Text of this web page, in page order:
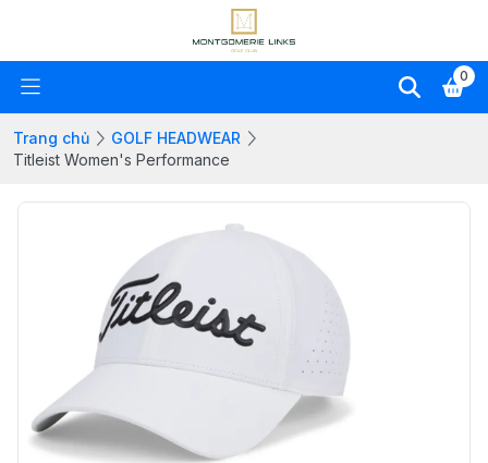
0
Trang chủ
GOLF HEADWEAR
Titleist Women's Performance